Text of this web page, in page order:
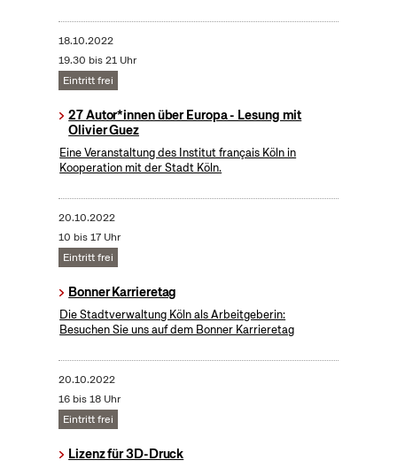
18.10.2022
19.30 bis 21 Uhr
Eintritt frei
27 Autor*innen über Europa - Lesung mit
Olivier Guez
Eine Veranstaltung des Institut français Köln in
Kooperation mit der Stadt Köln.
20.10.2022
10 bis 17 Uhr
Eintritt frei
Bonner Karrieretag
Die Stadtverwaltung Köln als Arbeitgeberin:
Besuchen Sie uns auf dem Bonner Karrieretag
20.10.2022
16 bis 18 Uhr
Eintritt frei
Lizenz für 3D-Druck